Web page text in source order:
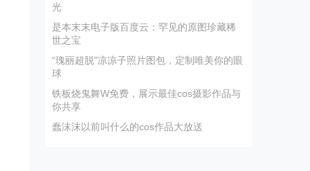
光
是本末末电子版百度云：罕见的原图珍藏稀
世之宝
“瑰丽超脱”凉凉子照片图包，定制唯美你的眼
球
铁板烧鬼舞W免费，展示最佳cos摄影作品与
你共享
蠢沫沫以前叫什么的cos作品大放送